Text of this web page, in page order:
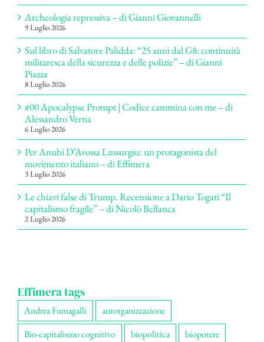
Archeologia repressiva – di Gianni Giovannelli
9 Luglio 2026
Sul libro di Salvatore Palidda: “25 anni dal G8: continuità
militaresca della sicurezza e delle polizie” – di Gianni
Piazza
8 Luglio 2026
#00 Apocalypse Prompt | Codice cammina con me – di
Alessandro Verna
6 Luglio 2026
Per Anubi D’Avossa Lussurgiu: un protagonista del
movimento italiano – di Effimera
3 Luglio 2026
Le chiavi false di Trump. Recensione a Dario Togati “Il
capitalismo fragile” – di Nicolò Bellanca
2 Luglio 2026
Effimera tags
Andrea Fumagalli
autorganizzazione
Bio-capitalismo cognitivo
biopolitica
biopotere